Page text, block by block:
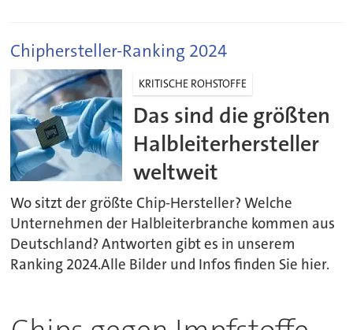
Chiphersteller-Ranking 2024
KRITISCHE ROHSTOFFE
Das sind die größten
Halbleiterhersteller
weltweit
Wo sitzt der größte Chip-Hersteller? Welche
Unternehmen der Halbleiterbranche kommen aus
Deutschland? Antworten gibt es in unserem
Ranking 2024.Alle Bilder und Infos finden Sie hier.